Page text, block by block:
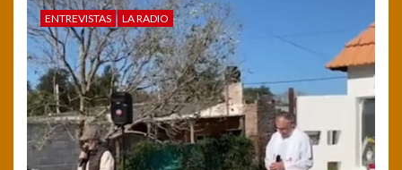
ENTREVISTAS LA RADIO